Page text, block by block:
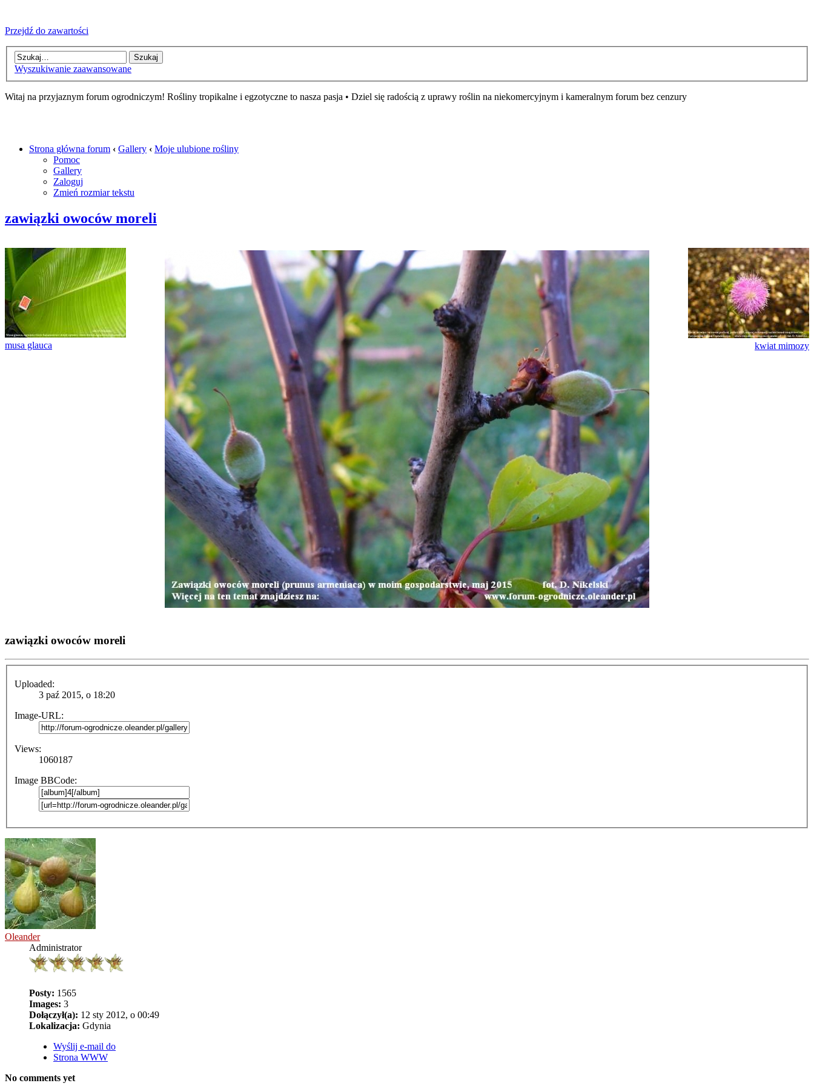
Przejdź do zawartości
Wyszukiwanie zaawansowane
Witaj na przyjaznym forum ogrodniczym! Rośliny tropikalne i egzotyczne to nasza pasja • Dziel się radością z uprawy roślin na niekomercyjnym i kameralnym forum bez cenzury
Strona główna forum ‹ Gallery ‹ Moje ulubione rośliny
Pomoc
Gallery
Zaloguj
Zmień rozmiar tekstu
zawiązki owoców moreli
musa glauca kwiat mimozy
zawiązki owoców moreli
Uploaded:
3 paź 2015, o 18:20
Image-URL:
Views:
1060187
Image BBCode:
Oleander
Administrator
Posty: 1565
Images: 3
Dołączył(a): 12 sty 2012, o 00:49
Lokalizacja: Gdynia
Wyślij e-mail do
Strona WWW
No comments yet